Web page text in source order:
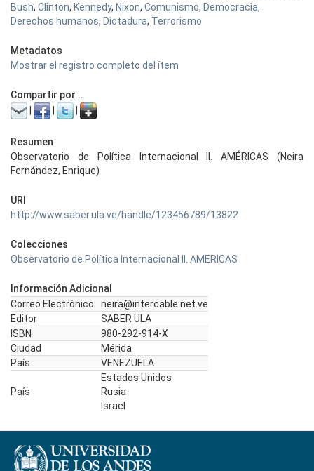
Bush, Clinton, Kennedy, Nixon, Comunismo, Democracia,
Derechos humanos, Dictadura, Terrorismo
Metadatos
Mostrar el registro completo del ítem
Compartir por...
Resumen
Observatorio de Política Internacional II. AMÉRICAS (Neira
Fernández, Enrique)
URI
http://www.saber.ula.ve/handle/123456789/13822
Colecciones
Observatorio de Política Internacional II. AMERICAS
Información Adicional
Correo Electrónico
neira@intercable.net.ve
Editor
SABER ULA
ISBN
980-292-914-X
Ciudad
Mérida
País
VENEZUELA
País
Estados Unidos
Rusia
Israel